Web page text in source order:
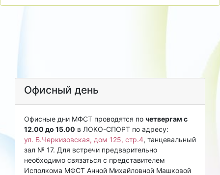
Офисный день
Офисные дни МФСТ проводятся по четвергам с
12.00 до 15.00 в ЛОКО-СПОРТ по адресу:
ул. Б.Черкизовская, дом 125, стр.4, танцевальный
зал № 17. Для встречи предварительно
необходимо связаться с представителем
Исполкома МФСТ Анной Михайловной Машковой